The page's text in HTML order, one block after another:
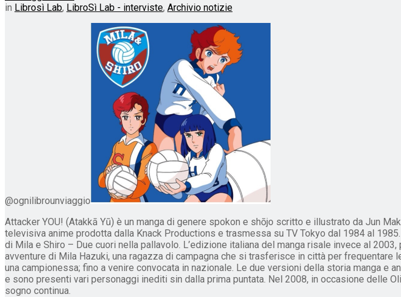
in Librosì Lab, LibroSì Lab - interviste, Archivio notizie
@ognilibrounviaggio
Attacker YOU! (Atakkā Yū) è un manga di genere spokon e shōjo scritto e illustrato da Jun
televisiva anime prodotta dalla Knack Productions e trasmessa su TV Tokyo dal 1984 al
di Mila e Shiro – Due cuori nella pallavolo. L’edizione italiana del manga risale invece al
avventure di Mila Hazuki, una ragazza di campagna che si trasferisce in città per
una campionessa; fino a venire convocata in nazionale. Le due versioni della storia manga
e sono presenti vari personaggi inediti sin dalla prima puntata. Nel 2008, in occasione delle
sogno continua.